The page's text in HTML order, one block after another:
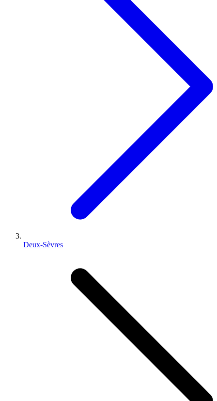
Deux-Sèvres